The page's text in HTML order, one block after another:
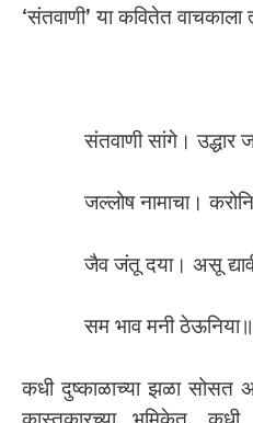
‘संतवाणी’ या कवितेत वाचकाला
संतवाणी सांगे। उद्धार
जल्लोष नामाचा।
जैव जंतू दया। असू
सम भाव मनी ठेऊनिया॥
कधी दुष्काळाच्या झळा सोसत